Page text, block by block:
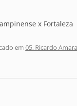
x Fortaleza
em 05. Ricardo